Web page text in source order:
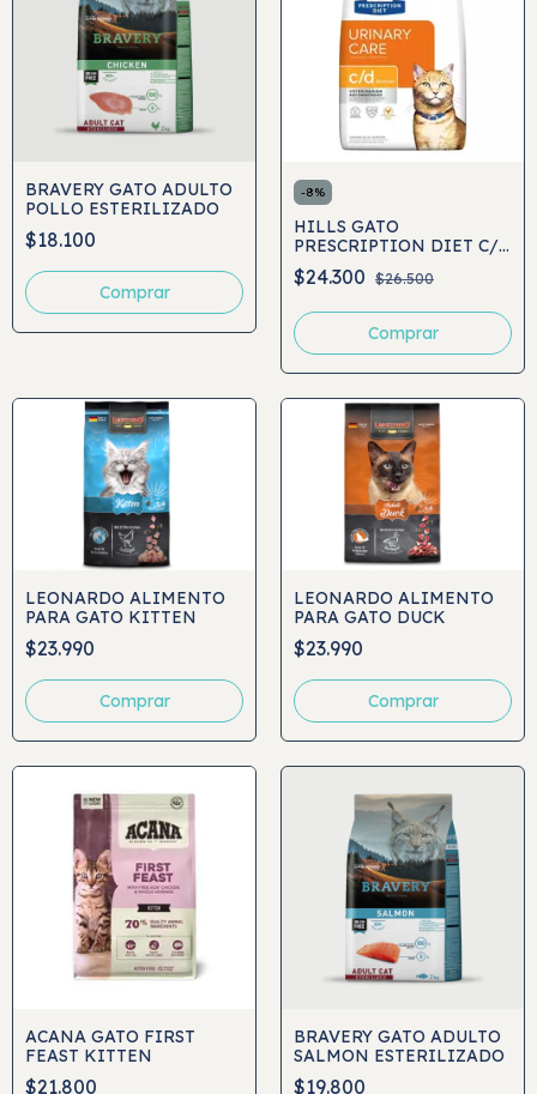
BRAVERY GATO ADULTO
POLLO ESTERILIZADO
$18.100
Comprar
-8%
HILLS GATO
PRESCRIPTION DIET C/D
URINARY CARE
MULTICARE
$24.300 $26.500
Comprar
LEONARDO ALIMENTO
PARA GATO KITTEN
$23.990
Comprar
LEONARDO ALIMENTO
PARA GATO DUCK
$23.990
Comprar
ACANA GATO FIRST
FEAST KITTEN
$21.800
BRAVERY GATO ADULTO
SALMON ESTERILIZADO
$19.800